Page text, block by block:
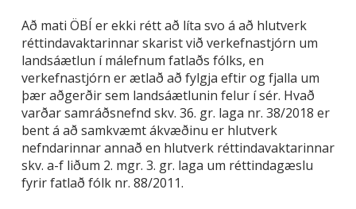
Að mati ÖBÍ er ekki rétt að líta svo á að hlutverk
réttindavaktarinnar skarist við verkefnastjórn um
landsáætlun í málefnum fatlaðs fólks, en
verkefnastjórn er ætlað að fylgja eftir og fjalla um
þær aðgerðir sem landsáætlunin felur í sér. Hvað
varðar samráðsnefnd skv. 36. gr. laga nr. 38/2018 er
bent á að samkvæmt ákvæðinu er hlutverk
nefndarinnar annað en hlutverk réttindavaktarinnar
skv. a-f liðum 2. mgr. 3. gr. laga um réttindagæslu
fyrir fatlað fólk nr. 88/2011.